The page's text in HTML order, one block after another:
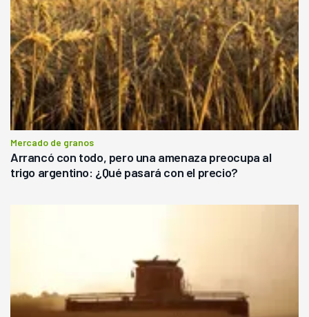
Mercado de granos
Arrancó con todo, pero una amenaza preocupa al
trigo argentino: ¿Qué pasará con el precio?